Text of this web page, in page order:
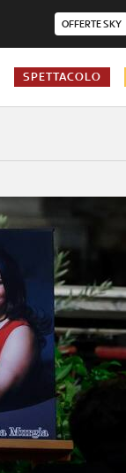
OFFERTE SKY
SPETTACOLO